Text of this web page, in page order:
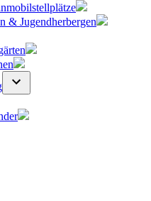
& Jugendherbergen